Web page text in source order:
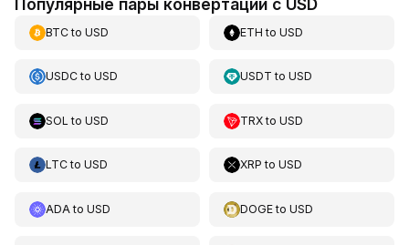
BTCto USD ETH toUSD
USDCto USD USDT toUSD
SOL to USD TRXtoUSD
LTCto USD XRP toUSD
ADA to USD DOGEtoUSD